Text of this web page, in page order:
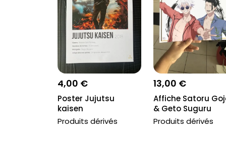
4,00 €
Poster Jujutsu
kaisen
Produits dérivés
13,00 €
Affiche Satoru
& Geto Suguru
Produits dérivés